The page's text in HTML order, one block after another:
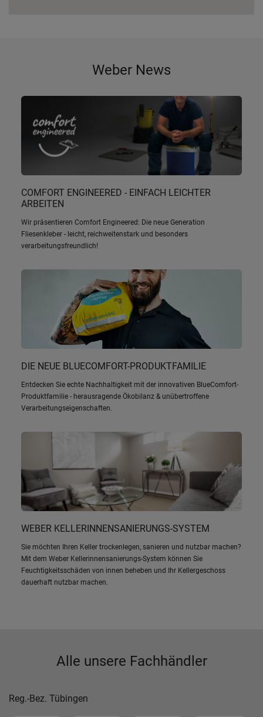
Weber News
COMFORT ENGINEERED - EINFACH LEICHTER
ARBEITEN
Wir präsentieren Comfort Engineered: Die neue Generation
Fliesenkleber - leicht, reichweitenstark und besonders
verarbeitungsfreundlich!
DIE NEUE BLUECOMFORT-PRODUKTFAMILIE
Entdecken Sie echte Nachhaltigkeit mit der innovativen BlueComfort-
Produktfamilie - herausragende Ökobilanz & unübertroffene
Verarbeitungseigenschaften.
WEBER KELLERINNENSANIERUNGS-SYSTEM
Sie möchten Ihren Keller trockenlegen, sanieren und nutzbar machen?
Mit dem Weber Kellerinnensanierungs-System können Sie
Feuchtigkeitsschäden von innen beheben und Ihr Kellergeschoss
dauerhaft nutzbar machen.
Alle unsere Fachhändler
Reg.-Bez. Tübingen